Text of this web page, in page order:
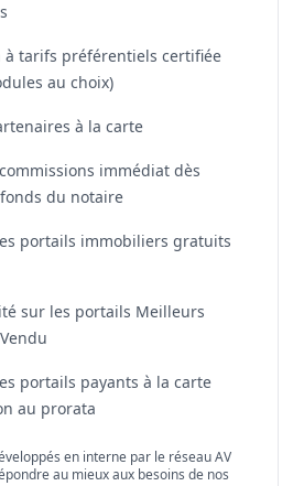
à tarifs préférentiels certifiée
au choix)
à la carte
immédiat dès
du notaire
portails immobiliers gratuits
sur les portails Meilleurs
portails payants à la carte
au prorata
en interne par le réseau AV
au mieux aux besoins de nos